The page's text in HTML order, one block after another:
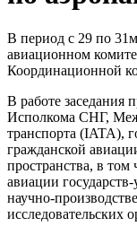
В период с 29 по
авиационном
Координационной
В работе заседания
Исполкома СНГ,
транспорта (IATA),
гражданской
пространства, в том
авиации
научно-
исследовательских